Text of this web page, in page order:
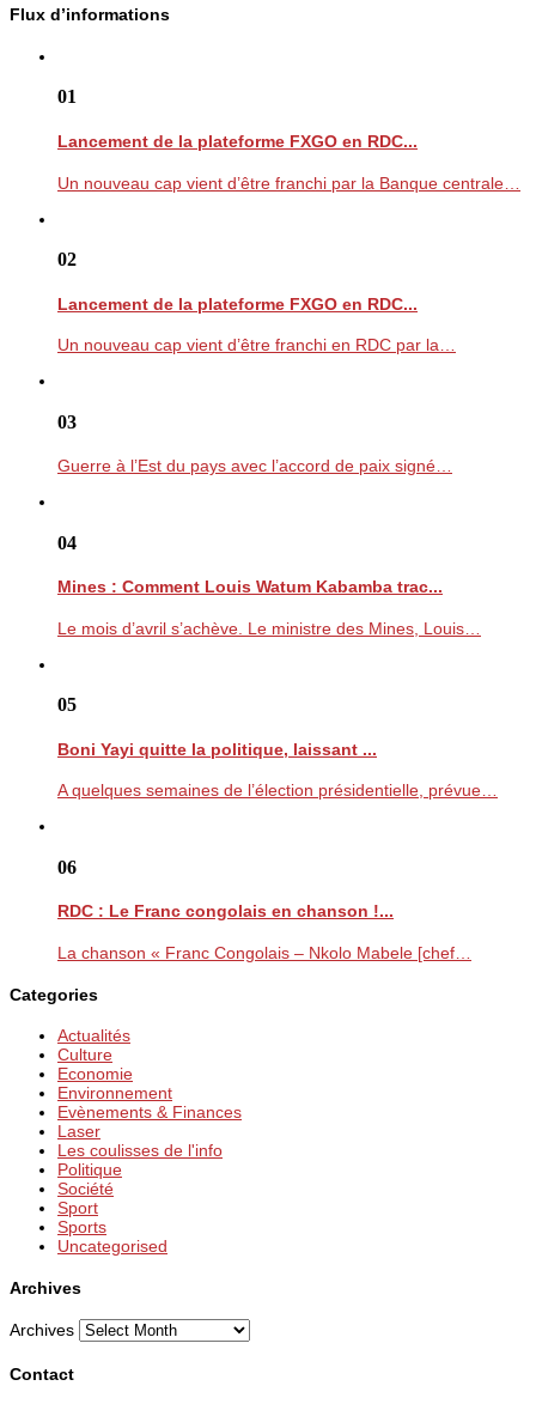
Flux d’informations
01
Lancement de la plateforme FXGO en RDC...
Un nouveau cap vient d’être franchi par la Banque centrale…
02
Lancement de la plateforme FXGO en RDC...
Un nouveau cap vient d’être franchi en RDC par la…
03
Guerre à l’Est du pays avec l’accord de paix signé…
04
Mines : Comment Louis Watum Kabamba trac...
Le mois d’avril s’achève. Le ministre des Mines, Louis…
05
Boni Yayi quitte la politique, laissant ...
A quelques semaines de l’élection présidentielle, prévue…
06
RDC : Le Franc congolais en chanson !...
La chanson « Franc Congolais – Nkolo Mabele [chef…
Categories
Actualités
Culture
Economie
Environnement
Evènements & Finances
Laser
Les coulisses de l'info
Politique
Société
Sport
Sports
Uncategorised
Archives
Archives
Contact